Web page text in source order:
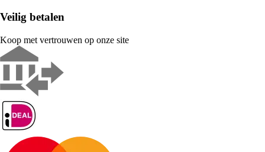
Veilig betalen
Koop met vertrouwen op onze site